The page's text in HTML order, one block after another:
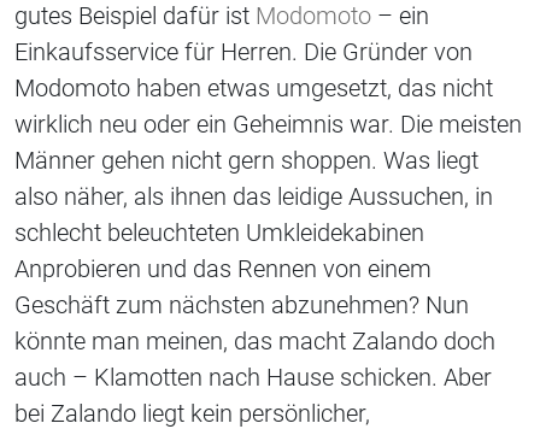
gutes Beispiel dafür ist Modomoto – ein
Einkaufsservice für Herren. Die Gründer von
Modomoto haben etwas umgesetzt, das nicht
wirklich neu oder ein Geheimnis war. Die meisten
Männer gehen nicht gern shoppen. Was liegt
also näher, als ihnen das leidige Aussuchen, in
schlecht beleuchteten Umkleidekabinen
Anprobieren und das Rennen von einem
Geschäft zum nächsten abzunehmen? Nun
könnte man meinen, das macht Zalando doch
auch – Klamotten nach Hause schicken. Aber
bei Zalando liegt kein persönlicher,